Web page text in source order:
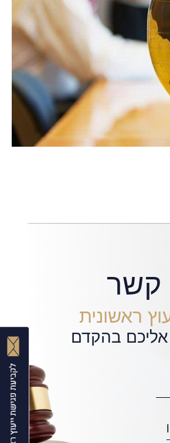
and my
He has
נקלענו
תוך יום
בצורה
מכל
קשר
ראשונית
אליכם בהקדם